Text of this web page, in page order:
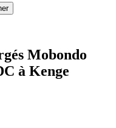
Mobondo
à Kenge